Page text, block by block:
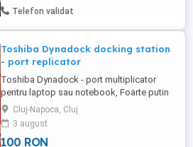
Telefon validat
Toshiba Dynadock docking station
- port replicator
Toshiba Dynadock - port multiplicator
pentru laptop sau notebook, Foarte putin
utilizat cu Cd original de instalare.
Cluj-Napoca, Cluj
3 august
100 RON